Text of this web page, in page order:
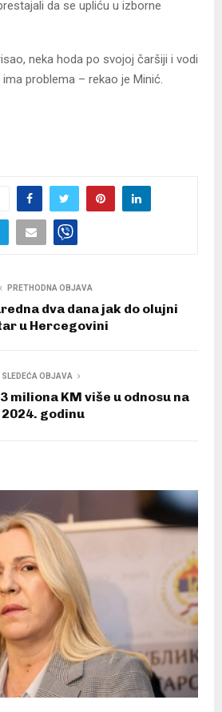
da se upliću u izborne
neka hoda po svojoj čaršiji i vodi
problema – rekao je Minić.
PRETHODNA OBJAVA
dva dana jak do olujni
u Hercegovini
SLEDEĆA OBJAVA
miliona KM više u odnosu na
2024. godinu